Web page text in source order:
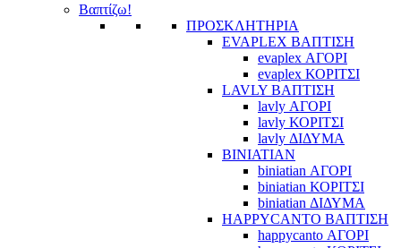
Βαπτίζω!
ΠΡΟΣΚΛΗΤΗΡΙΑ
EVAPLEX ΒΑΠΤΙΣΗ
evaplex ΑΓΟΡΙ
evaplex ΚΟΡΙΤΣΙ
LAVLY ΒΑΠΤΙΣΗ
lavly ΑΓΟΡΙ
lavly ΚΟΡΙΤΣΙ
lavly ΔΙΔΥΜΑ
BINIATIAN
biniatian ΑΓΟΡΙ
biniatian ΚΟΡΙΤΣΙ
biniatian ΔΙΔΥΜΑ
HAPPYCANTO ΒΑΠΤΙΣΗ
happycanto ΑΓΟΡΙ